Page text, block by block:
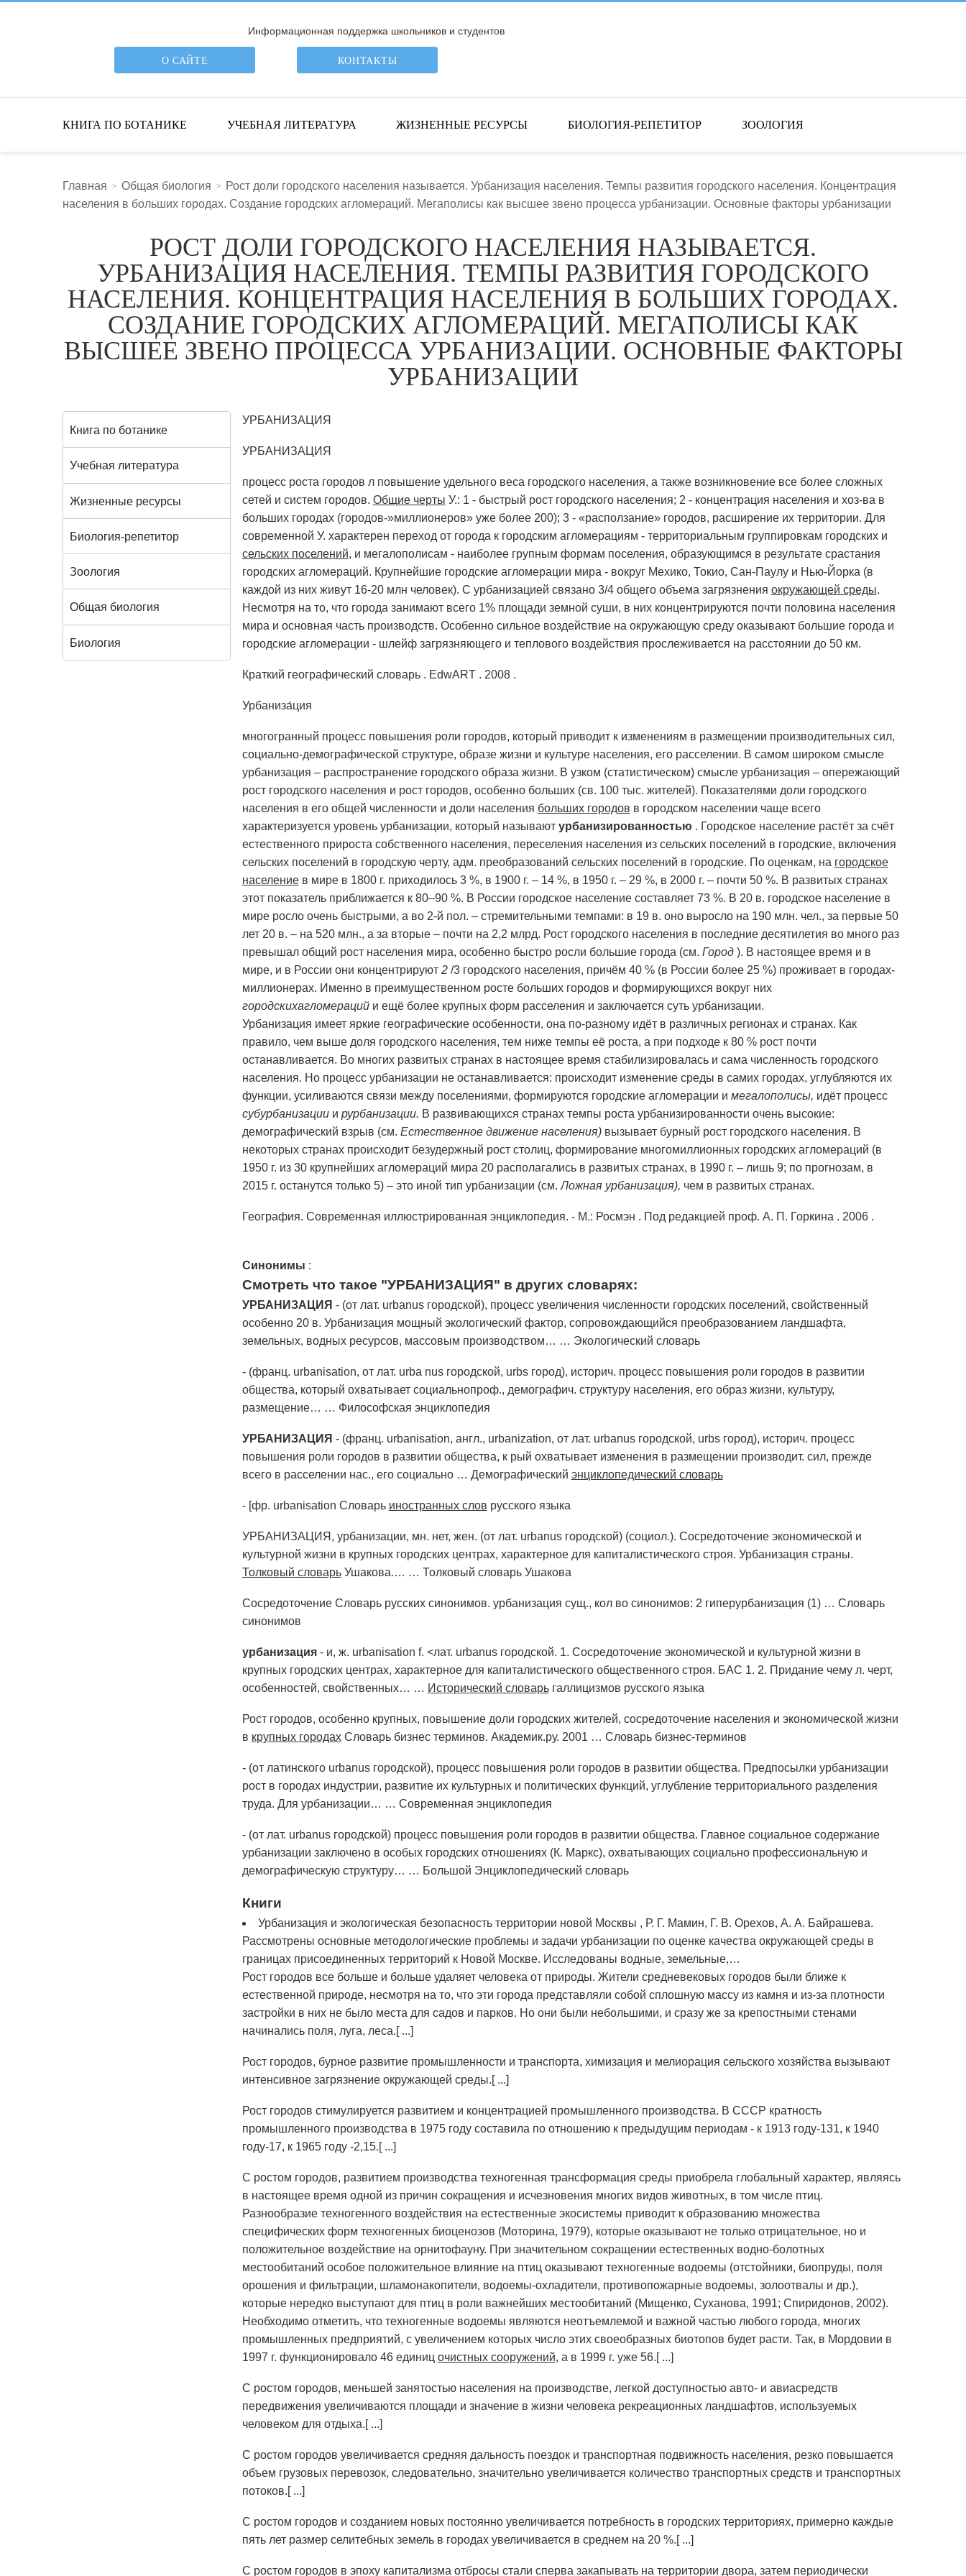
Информационная поддержка школьников и студентов
О САЙТЕ КОНТАКТЫ
КНИГА ПО БОТАНИКЕ УЧЕБНАЯ ЛИТЕРАТУРА ЖИЗНЕННЫЕ РЕСУРСЫ БИОЛОГИЯ-РЕПЕТИТОР ЗООЛОГИЯ
ПОИСК ПО САЙТУ
Главная Общая биология
Рост доли городского населения называется. Урбанизация населения. Темпы развития городского населения. Концентрация
населения в больших городах. Создание городских агломераций. Мегаполисы как высшее звено процесса урбанизации. Основные факторы урбанизации
РОСТ ДОЛИ ГОРОДСКОГО НАСЕЛЕНИЯ НАЗЫВАЕТСЯ.
УРБАНИЗАЦИЯ НАСЕЛЕНИЯ. ТЕМПЫ РАЗВИТИЯ ГОРОДСКОГО
НАСЕЛЕНИЯ. КОНЦЕНТРАЦИЯ НАСЕЛЕНИЯ В БОЛЬШИХ ГОРОДАХ.
СОЗДАНИЕ ГОРОДСКИХ АГЛОМЕРАЦИЙ. МЕГАПОЛИСЫ КАК
ВЫСШЕЕ ЗВЕНО ПРОЦЕССА УРБАНИЗАЦИИ. ОСНОВНЫЕ ФАКТОРЫ
УРБАНИЗАЦИИ
Книга по ботанике
Учебная литература
Жизненные ресурсы
Биология-репетитор
Зоология
Общая биология
Биология
УРБАНИЗАЦИЯ
УРБАНИЗАЦИЯ
процесс роста городов л повышение удельного веса городского населения, а также возникновение все более сложных
сетей и систем городов. Общие черты У.: 1 - быстрый рост городского населения; 2 - концентрация населения и хоз-ва в
больших городах (городов-»миллионеров» уже более 200); 3 - «расползание» городов, расширение их территории. Для
современной У. характерен переход от города к городским агломерациям - территориальным группировкам городских и
сельских поселений, и мегалополисам - наиболее групным формам поселения, образующимся в результате срастания
городских агломераций. Крупнейшие городские агломерации мира - вокруг Мехико, Токио, Сан-Паулу и Нью-Йорка (в
каждой из них живут 16-20 млн человек). С урбанизацией связано 3/4 общего объема загрязнения окружающей среды.
Несмотря на то, что города занимают всего 1% площади земной суши, в них концентрируются почти половина населения
мира и основная часть производств. Особенно сильное воздействие на окружающую среду оказывают большие города и
городские агломерации - шлейф загрязняющего и теплового воздействия прослеживается на расстоянии до 50 км.
Краткий географический словарь . EdwART . 2008 .
Урбаниза́ция
многогранный процесс повышения роли городов, который приводит к изменениям в размещении производительных сил,
социально-демографической структуре, образе жизни и культуре населения, его расселении. В самом широком смысле
урбанизация – распространение городского образа жизни. В узком (статистическом) смысле урбанизация – опережающий
рост городского населения и рост городов, особенно больших (св. 100 тыс. жителей). Показателями доли городского
населения в его общей численности и доли населения больших городов в городском населении чаще всего
характеризуется уровень урбанизации, который называют урбанизированностью . Городское население растёт за счёт
естественного прироста собственного населения, переселения населения из сельских поселений в городские, включения
сельских поселений в городскую черту, адм. преобразований сельских поселений в городские. По оценкам, на городское
населениев мире в 1800 г. приходилось 3 %, в 1900 г. – 14 %, в 1950 г. – 29 %, в 2000 г. – почти 50 %. В развитых странах
этот показатель приближается к 80–90 %. В России городское население составляет 73 %. В 20 в. городское население в
мире росло очень быстрыми, а во 2-й пол. – стремительными темпами: в 19 в. оно выросло на 190 млн. чел., за первые 50
лет 20 в. – на 520 млн., а за вторые – почти на 2,2 млрд. Рост городского населения в последние десятилетия во много раз
превышал общий рост населения мира, особенно быстро росли большие города (см. Город ). В настоящее время и в
мире, и в России они концентрируют 2 /3 городского населения, причём 40 % (в России более 25 %) проживает в городах-
миллионерах. Именно в преимущественном росте больших городов и формирующихся вокруг них
городскихагломераций и ещё более крупных форм расселения и заключается суть урбанизации.
Урбанизация имеет яркие географические особенности, она по-разному идёт в различных регионах и странах. Как
правило, чем выше доля городского населения, тем ниже темпы её роста, а при подходе к 80 % рост почти
останавливается. Во многих развитых странах в настоящее время стабилизировалась и сама численность городского
населения. Но процесс урбанизации не останавливается: происходит изменение среды в самих городах, углубляются их
функции, усиливаются связи между поселениями, формируются городские агломерации и мегалополисы, идёт процесс
субурбанизации и рурбанизации. В развивающихся странах темпы роста урбанизированности очень высокие:
демографический взрыв (см. Естественное движение населения) вызывает бурный рост городского населения. В
некоторых странах происходит безудержный рост столиц, формирование многомиллионных городских агломераций (в
1950 г. из 30 крупнейших агломераций мира 20 располагались в развитых странах, в 1990 г. – лишь 9; по прогнозам, в
2015 г. останутся только 5) – это иной тип урбанизации (см.Ложная урбанизация), чем в развитых странах.
География. Современная иллюстрированная энциклопедия. - М.: Росмэн . Под редакцией проф. А. П. Горкина . 2006 .
Синонимы :
Смотреть что такое "УРБАНИЗАЦИЯ" в других словарях:
УРБАНИЗАЦИЯ - (от лат. urbanus городской), процесс увеличения численности городских поселений, свойственный
особенно 20 в. Урбанизация мощный экологический фактор, сопровождающийся преобразованием ландшафта,
земельных, водных ресурсов, массовым производством… … Экологический словарь
- (франц. urbanisation, от лат. urba nus городской, urbs город), историч. процесс повышения роли городов в развитии
общества, который охватывает социальнопроф., демографич. структуру населения, его образ жизни, культуру,
размещение… … Философская энциклопедия
УРБАНИЗАЦИЯ - (франц. urbanisation, англ., urbanization, от лат. urbanus городской, urbs город), историч. процесс
повышения роли городов в развитии общества, к рый охватывает изменения в размещении производит. сил, прежде
всего в расселении нас., его социально … Демографический энциклопедический словарь
- [фр. urbanisation Словарь иностранных слов русского языка
УРБАНИЗАЦИЯ, урбанизации, мн. нет, жен. (от лат. urbanus городской) (социол.). Сосредоточение экономической и
культурной жизни в крупных городских центрах, характерное для капиталистического строя. Урбанизация страны.
Толковый словарьУшакова.… … Толковый словарь Ушакова
Сосредоточение Словарь русских синонимов. урбанизация сущ., кол во синонимов: 2 гиперурбанизация (1) … Словарь
синонимов
урбанизация - и, ж. urbanisation f. <лат. urbanus городской. 1. Сосредоточение экономической и культурной жизни в
крупных городских центрах, характерное для капиталистического общественного строя. БАС 1. 2. Придание чему л. черт,
особенностей, свойственных… … Исторический словарьгаллицизмов русского языка
Рост городов, особенно крупных, повышение доли городских жителей, сосредоточение населения и экономической жизни
в крупных городахСловарь бизнес терминов. Академик.ру. 2001 … Словарь бизнес-терминов
- (от латинского urbanus городской), процесс повышения роли городов в развитии общества. Предпосылки урбанизации
рост в городах индустрии, развитие их культурных и политических функций, углубление территориального разделения
труда. Для урбанизации… … Современная энциклопедия
- (от лат. urbanus городской) процесс повышения роли городов в развитии общества. Главное социальное содержание
урбанизации заключено в особых городских отношениях (К. Маркс), охватывающих социально профессиональную и
демографическую структуру… … Большой Энциклопедический словарь
Книги
Урбанизация и экологическая безопасность территории новой Москвы , Р. Г. Мамин, Г. В. Орехов, А. А. Байрашева.
Рассмотрены основные методологические проблемы и задачи урбанизации по оценке качества окружающей среды в
границах присоединенных территорий к Новой Москве. Исследованы водные, земельные,…
Рост городов все больше и больше удаляет человека от природы. Жители средневековых городов были ближе к
естественной природе, несмотря на то, что эти города представляли собой сплошную массу из камня и из-за плотности
застройки в них не было места для садов и парков. Но они были небольшими, и сразу же за крепостными стенами
начинались поля, луга, леса.[ ...]
Рост городов, бурное развитие промышленности и транспорта, химизация и мелиорация сельского хозяйства вызывают
интенсивное загрязнение окружающей среды.[ ...]
Рост городов стимулируется развитием и концентрацией промышленного производства. В СССР кратность
промышленного производства в 1975 году составила по отношению к предыдущим периодам - к 1913 году-131, к 1940
году-17, к 1965 году -2,15.[ ...]
С ростом городов, развитием производства техногенная трансформация среды приобрела глобальный характер, являясь
в настоящее время одной из причин сокращения и исчезновения многих видов животных, в том числе птиц.
Разнообразие техногенного воздействия на естественные экосистемы приводит к образованию множества
специфических форм техногенных биоценозов (Моторина, 1979), которые оказывают не только отрицательное, но и
положительное воздействие на орнитофауну. При значительном сокращении естественных водно-болотных
местообитаний особое положительное влияние на птиц оказывают техногенные водоемы (отстойники, биопруды, поля
орошения и фильтрации, шламонакопители, водоемы-охладители, противопожарные водоемы, золоотвалы и др.),
которые нередко выступают для птиц в роли важнейших местообитаний (Мищенко, Суханова, 1991; Спиридонов, 2002).
Необходимо отметить, что техногенные водоемы являются неотъемлемой и важной частью любого города, многих
промышленных предприятий, с увеличением которых число этих своеобразных биотопов будет расти. Так, в Мордовии в
1997 г. функционировало 46 единиц очистных сооружений, а в 1999 г. уже 56.[ ...]
С ростом городов, меньшей занятостью населения на производстве, легкой доступностью авто- и авиасредств
передвижения увеличиваются площади и значение в жизни человека рекреационных ландшафтов, используемых
человеком для отдыха.[ ...]
С ростом городов увеличивается средняя дальность поездок и транспортная подвижность населения, резко повышается
объем грузовых перевозок, следовательно, значительно увеличивается количество транспортных средств и транспортных
потоков.[ ...]
С ростом городов и созданием новых постоянно увеличивается потребность в городских территориях, примерно каждые
пять лет размер селитебных земель в городах увеличивается в среднем на 20 %.[ ...]
С ростом городов в эпоху капитализма отбросы стали сперва закапывать на территории двора, затем периодически